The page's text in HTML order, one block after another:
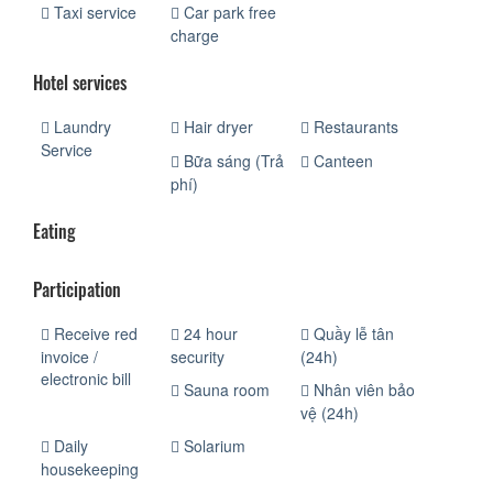
Taxi service
Car park free
charge
Hotel services
Laundry
Service
Hair dryer
Restaurants
Bữa sáng (Trả
phí)
Canteen
Eating
Participation
Receive red
invoice /
electronic bill
24 hour
security
Quầy lễ tân
(24h)
Sauna room
Nhân viên bảo
vệ (24h)
Daily
housekeeping
Solarium